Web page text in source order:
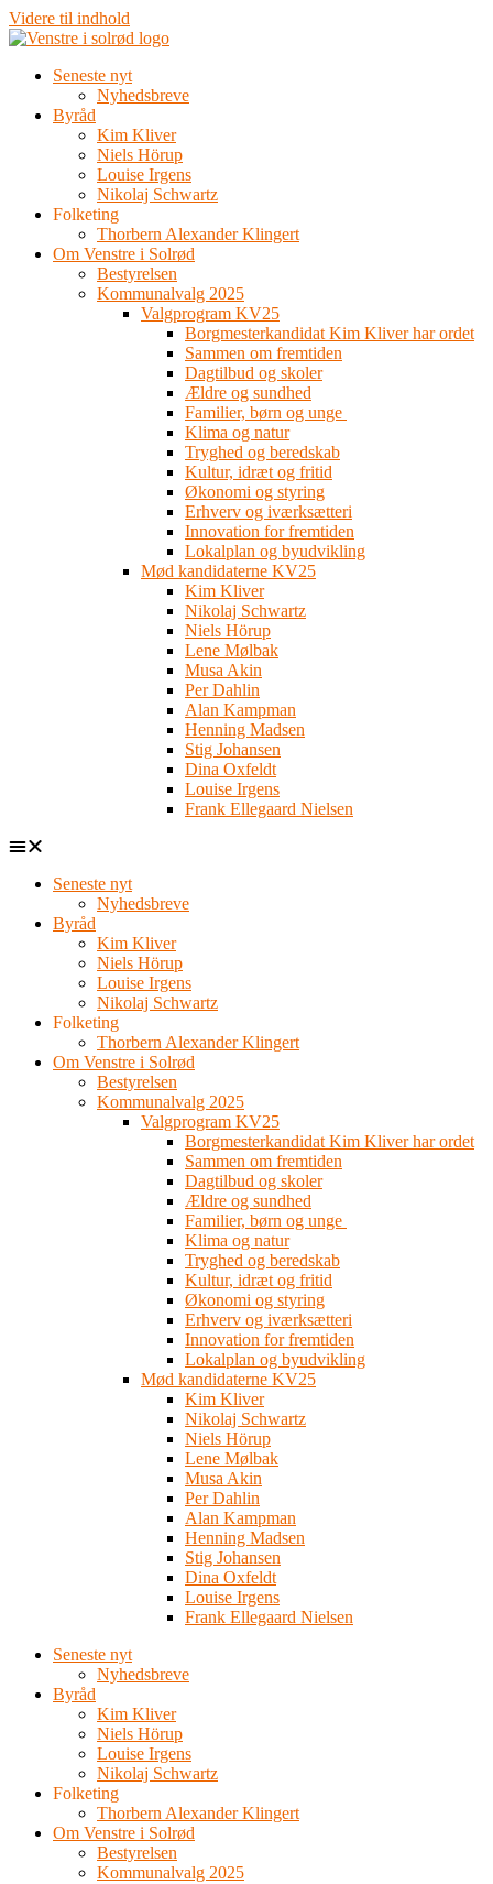
Videre til indhold
Seneste nyt
Nyhedsbreve
Byråd
Kim Kliver
Niels Hörup
Louise Irgens
Nikolaj Schwartz
Folketing
Thorbern Alexander Klingert
Om Venstre i Solrød
Bestyrelsen
Kommunalvalg 2025
Valgprogram KV25
Borgmesterkandidat Kim Kliver har ordet
Sammen om fremtiden
Dagtilbud og skoler
Ældre og sundhed
Familier, børn og unge
Klima og natur
Tryghed og beredskab
Kultur, idræt og fritid
Økonomi og styring
Erhverv og iværksætteri
Innovation for fremtiden
Lokalplan og byudvikling
Mød kandidaterne KV25
Kim Kliver
Nikolaj Schwartz
Niels Hörup
Lene Mølbak
Musa Akin
Per Dahlin
Alan Kampman
Henning Madsen
Stig Johansen
Dina Oxfeldt
Louise Irgens
Frank Ellegaard Nielsen
Seneste nyt
Nyhedsbreve
Byråd
Kim Kliver
Niels Hörup
Louise Irgens
Nikolaj Schwartz
Folketing
Thorbern Alexander Klingert
Om Venstre i Solrød
Bestyrelsen
Kommunalvalg 2025
Valgprogram KV25
Borgmesterkandidat Kim Kliver har ordet
Sammen om fremtiden
Dagtilbud og skoler
Ældre og sundhed
Familier, børn og unge
Klima og natur
Tryghed og beredskab
Kultur, idræt og fritid
Økonomi og styring
Erhverv og iværksætteri
Innovation for fremtiden
Lokalplan og byudvikling
Mød kandidaterne KV25
Kim Kliver
Nikolaj Schwartz
Niels Hörup
Lene Mølbak
Musa Akin
Per Dahlin
Alan Kampman
Henning Madsen
Stig Johansen
Dina Oxfeldt
Louise Irgens
Frank Ellegaard Nielsen
Seneste nyt
Nyhedsbreve
Byråd
Kim Kliver
Niels Hörup
Louise Irgens
Nikolaj Schwartz
Folketing
Thorbern Alexander Klingert
Om Venstre i Solrød
Bestyrelsen
Kommunalvalg 2025